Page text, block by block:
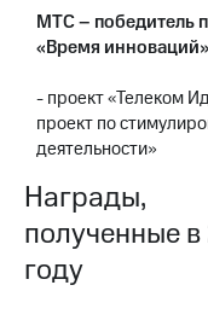
МТС – победитель
«Время инноваций»
- проект «Телеком
проект по
деятельности»
Награды,
полученные
году